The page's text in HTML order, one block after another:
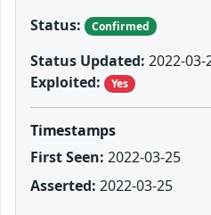
Status:
Confirmed
Status Updated: 2022-03-
Exploited:
Yes
Timestamps
First Seen: 2022-03-25
Asserted: 2022-03-25